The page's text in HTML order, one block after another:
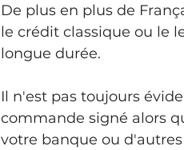
De plus en plus de
le crédit classique ou le
longue durée.
Il n'est pas toujours
commande signé alors
votre banque ou